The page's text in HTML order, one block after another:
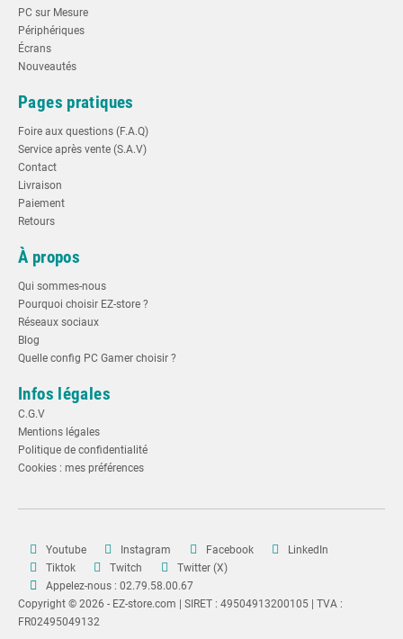
PC sur Mesure
Périphériques
Écrans
Nouveautés
Pages pratiques
Foire aux questions (F.A.Q)
Service après vente (S.A.V)
Contact
Livraison
Paiement
Retours
À propos
Qui sommes-nous
Pourquoi choisir EZ-store ?
Réseaux sociaux
Blog
Quelle config PC Gamer choisir ?
Infos légales
C.G.V
Mentions légales
Politique de confidentialité
Cookies : mes préférences
Youtube Instagram Facebook
LinkedIn
Tiktok
Twitch
Twitter (X)
Appelez-nous : 02.79.58.00.67
Copyright © 2026 - EZ-store.com | SIRET : 49504913200105 | TVA :
FR02495049132